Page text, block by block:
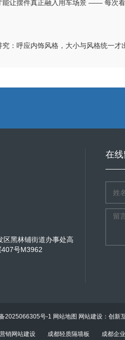
让摆件真正融入用车场景 —— 每次
：呼应内饰风格，大小与风格统一才
区黑林铺街道办事处高
号M3962
在
2025066305号-1 网站地图 网站建设：创新
营销网站建设 成都轻质隔墙板 成都企